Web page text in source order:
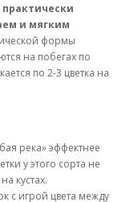
и мягким
формы
на побегах по
по 2-3 цветка на
река» эффектнее
у этого сорта не
кустах.
с игрой цвета между